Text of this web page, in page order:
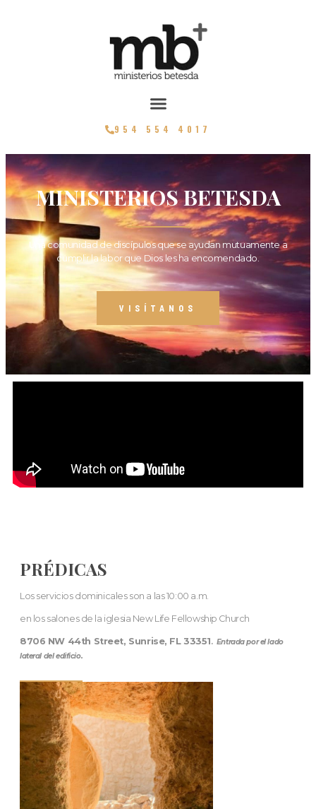
954 554 4017
MINISTERIOS BETESDA
Una comunidad de discípulos que se ayudan mutuamente a
cumplir la labor que Dios les ha encomendado.
VISÍTANOS
PRÉDICAS
Los servicios dominicales son a las 10:00 a.m.
en los salones de la iglesia New Life Fellowship Church
8706 NW 44th Street, Sunrise, FL 33351. Entrada por el lado
lateral del edificio.